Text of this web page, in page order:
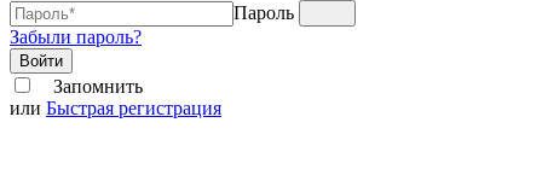
Пароль
Забыли пароль?
Войти
Запомнить
или Быстрая регистрация